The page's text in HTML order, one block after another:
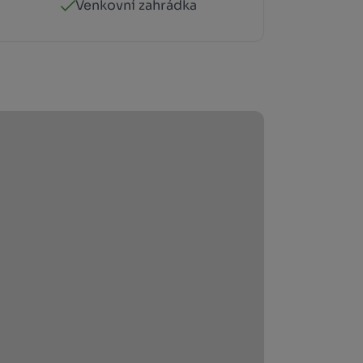
Venkovní zahrádka